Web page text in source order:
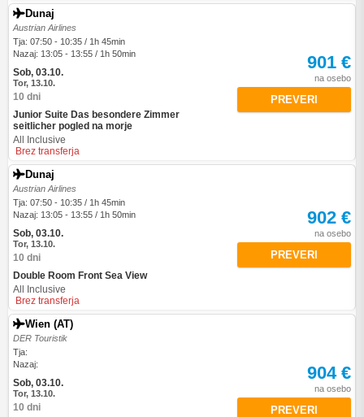
Dunaj
Austrian Airlines
Tja: 07:50 - 10:35 / 1h 45min
Nazaj: 13:05 - 13:55 / 1h 50min
Sob, 03.10.
Tor, 13.10.
10 dni
Junior Suite Das besondere Zimmer
seitlicher pogled na morje
All Inclusive
Brez transferja
901 €
na osebo
PREVERI
Dunaj
Austrian Airlines
Tja: 07:50 - 10:35 / 1h 45min
Nazaj: 13:05 - 13:55 / 1h 50min
Sob, 03.10.
Tor, 13.10.
10 dni
Double Room Front Sea View
All Inclusive
Brez transferja
902 €
na osebo
PREVERI
Wien (AT)
DER Touristik
Tja:
Nazaj:
Sob, 03.10.
Tor, 13.10.
10 dni
904 €
na osebo
PREVERI